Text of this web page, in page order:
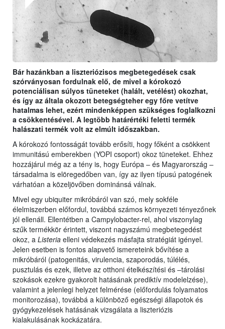
Bár hazánkban a liszteriózisos megbetegedések csak
szórványosan fordulnak elő, de mivel a kórokozó
potenciálisan súlyos tüneteket (halált, vetélést) okozhat,
és így az általa okozott betegségteher egy főre vetítve
hatalmas lehet, ezért mindenképpen szükséges foglalkozni
a csökkentésével. A legtöbb határértéki feletti termék
halászati termék volt az elmúlt időszakban.
A kórokozó fontosságát tovább erősíti, hogy főként a csökkent
immunitású emberekben (YOPI csoport) okoz tüneteket. Ehhez
hozzájárul még az a tény is, hogy Európa – és Magyarország –
társadalma is elöregedőben van, így az ilyen típusú patogének
várhatóan a közeljövőben dominánsá válnak.
Mivel egy ubiquiter mikróbáról van szó, mely sokféle
élelmiszerben előfordul, továbbá számos környezeti tényezőnek
jól ellenáll. Ellentétben a Campylobacter-rel, ahol viszonylag
szűk termékkör érintett, viszont nagyszámú megbetegedést
okoz, a Listeria elleni védekezés másfajta stratégiát igényel.
Jelen esetben is fontos alapvető ismereteink bővítése a
mikróbáról (patogenitás, virulencia, szaporodás, túlélés,
pusztulás és ezek, illetve az otthoni ételkészítési és –tárolási
szokások ezekre gyakorolt hatásának prediktív modelelzése),
valamint a jelenlegi helyzet felmérése (előfordulás folyamatos
monitorozása), továbbá a különböző egészségi állapotok és
gyógykezelések hatásának vizsgálata a liszteriózis
kialakulásának kockázatára.